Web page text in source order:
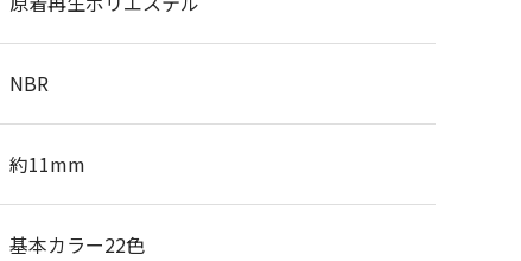
NBR
約11mm
基本カラー22色